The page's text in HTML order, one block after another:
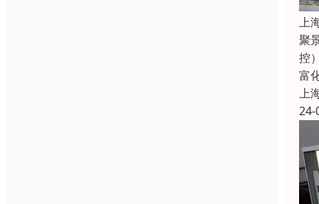
上
聚
控
富
上
24-